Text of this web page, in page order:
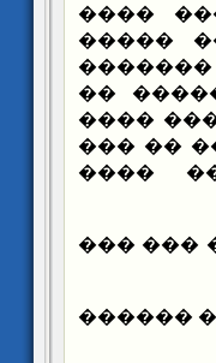
������
�����
������
������
�����
����
������: